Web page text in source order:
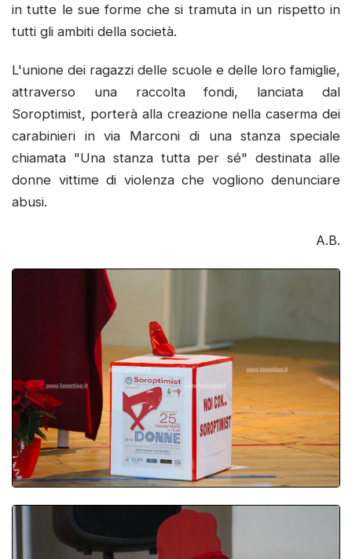
in tutte le sue forme che si tramuta in un rispetto in
tutti gli ambiti della società.
L'unione dei ragazzi delle scuole e delle loro famiglie,
attraverso una raccolta fondi, lanciata dal
Soroptimist, porterà alla creazione nella caserma dei
carabinieri in via Marconi di una stanza speciale
chiamata "Una stanza tutta per sé" destinata alle
donne vittime di violenza che vogliono denunciare
abusi.
A.B.